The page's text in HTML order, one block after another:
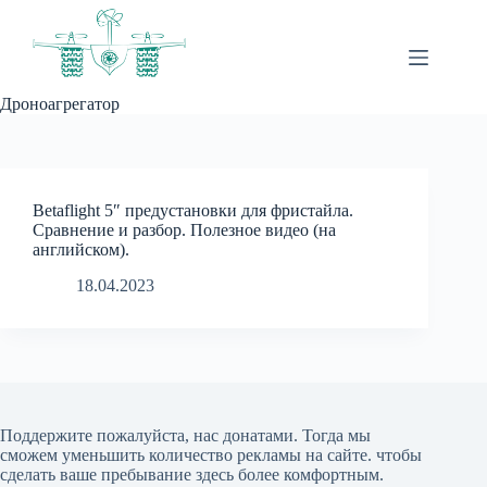
Дроноагрегатор
Betaflight 5″ предустановки для фристайла.
Сравнение и разбор. Полезное видео (на
английском).
18.04.2023
Поддержите пожалуйста, нас донатами. Тогда мы
сможем уменьшить количество рекламы на сайте. чтобы
сделать ваше пребывание здесь более комфортным.